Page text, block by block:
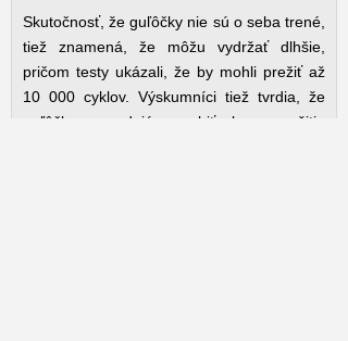
Skutočnosť, že guľôčky nie sú o seba trené,
tiež znamená, že môžu vydržať dlhšie,
pričom testy ukázali, že by mohli prežiť až
10 000 cyklov. Výskumníci tiež tvrdia, že
guľôčky sa dajú vyrobiť bez použitia